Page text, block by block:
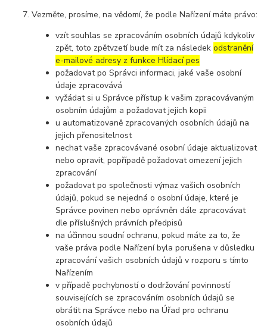
Vezměte, prosíme, na vědomí, že podle Nařízení máte právo:
vzít souhlas se zpracováním osobních údajů kdykoliv
zpět, toto zpětvzetí bude mít za následekodstranění
e-mailové adresy z funkce Hlídací pes
požadovat po Správci informaci, jaké vaše osobní
údaje zpracovává
vyžádat si u Správce přístup k vašim zpracovávaným
osobním údajům a požadovat jejich kopii
u automatizovaně zpracovaných osobních údajů na
jejich přenositelnost
nechat vaše zpracovávané osobní údaje aktualizovat
nebo opravit, popřípadě požadovat omezení jejich
zpracování
požadovat po společnosti výmaz vašich osobních
údajů, pokud se nejedná o osobní údaje, které je
Správce povinen nebo oprávněn dále zpracovávat
dle příslušných právních předpisů
na účinnou soudní ochranu, pokud máte za to, že
vaše práva podle Nařízení byla porušena v důsledku
zpracování vašich osobních údajů v rozporu s tímto
Nařízením
v případě pochybností o dodržování povinností
souvisejících se zpracováním osobních údajů se
obrátit na Správce nebo na Úřad pro ochranu
osobních údajů